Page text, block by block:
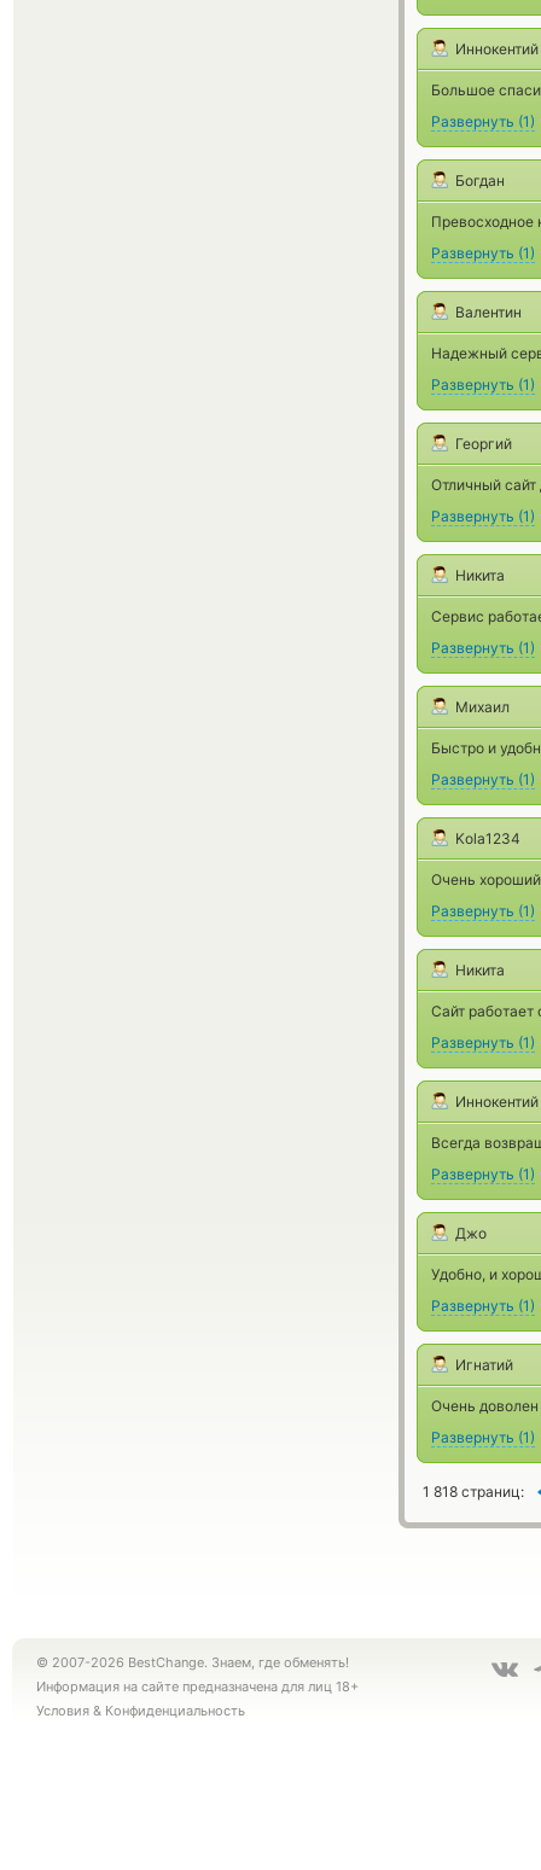
Иннокентий
Большое
Развернуть (1)
Богдан
Превосходное
Развернуть (1)
Валентин
Надежный
Развернуть (1)
Георгий
Отличный
Развернуть (1)
Никита
Сервис
Развернуть (1)
Михаил
Быстро и
Развернуть (1)
Kola1234
Очень
Развернуть (1)
Никита
Сайт работает
Развернуть (1)
Иннокентий
Всегда
Развернуть (1)
Джо
Удобно, и
Развернуть (1)
Игнатий
Очень
Развернуть (1)
1 818 страниц:
© 2007-2026 BestChange. Знаем, где обменять!
Информация на сайте предназначена для лиц 18+
Условия & Конфиденциальность